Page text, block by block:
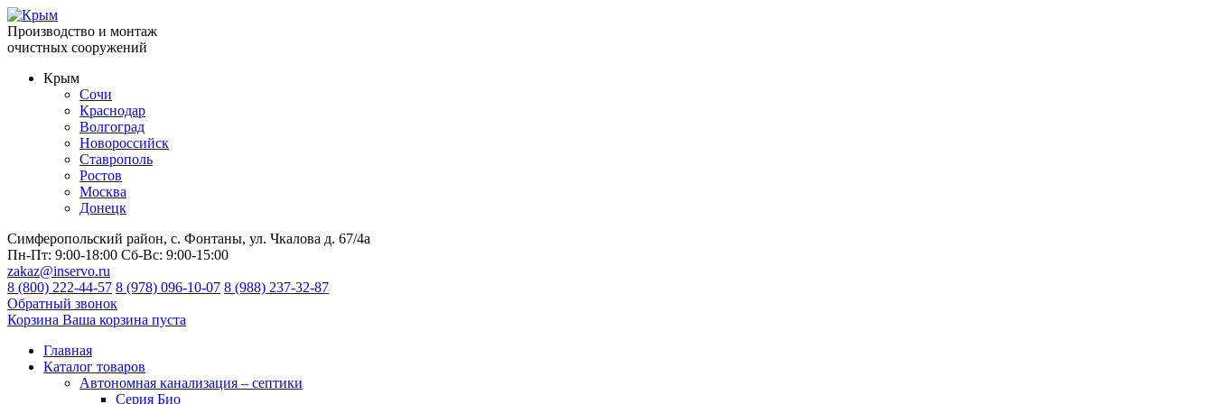
Производство и монтаж
очистных сооружений
Крым
Сочи
Краснодар
Волгоград
Новороссийск
Ставрополь
Ростов
Москва
Донецк
Симферопольский район, с. Фонтаны, ул. Чкалова д. 67/4а
Пн-Пт: 9:00-18:00 Сб-Вс: 9:00-15:00
zakaz@inservo.ru
8 (800) 222-44-57 8 (978) 096-10-07 8 (988) 237-32-87
Обратный звонок
Корзина Ваша корзина пуста
Главная
Каталог товаров
Автономная канализация – септики
Серия Био